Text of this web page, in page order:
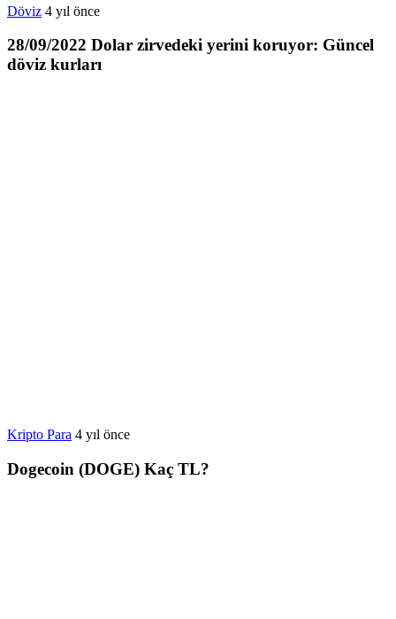
Döviz 4 yıl önce
28/09/2022 Dolar zirvedeki yerini koruyor: Güncel
döviz kurları
Kripto Para 4 yıl önce
Dogecoin (DOGE) Kaç TL?